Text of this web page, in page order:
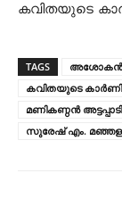
കവിതയുടെ
TAGS അശോകന്‍
കവിതയുടെ
മണികണ്ഠന്‍ അട്ടപ്പാടി
സുരേഷ് എം.